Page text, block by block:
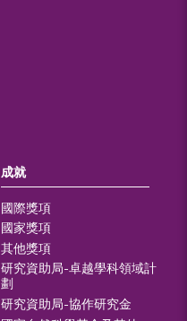
成就
國際獎項
國家獎項
其他獎項
研究資助局-卓越學科領域計
劃
研究資助局-協作研究金